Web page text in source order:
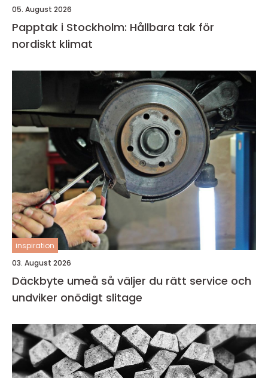
05. August 2026
Papptak i Stockholm: Hållbara tak för
nordiskt klimat
inspiration
03. August 2026
Däckbyte umeå så väljer du rätt service och
undviker onödigt slitage